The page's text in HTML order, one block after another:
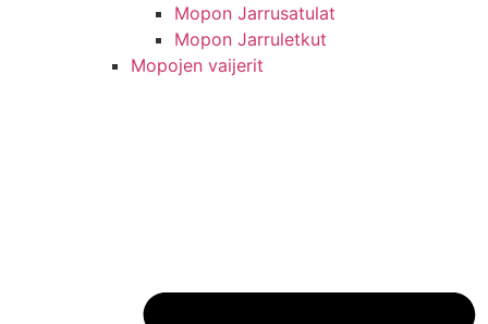
Mopon Jarrusatulat
Mopon Jarruletkut
Mopojen vaijerit